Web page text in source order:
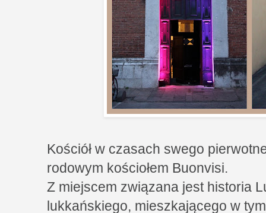
Kościół w czasach swego
rodowym kościołem Buonvisi.
Z miejscem związana jest historia
lukkańskiego, mieszkającego w